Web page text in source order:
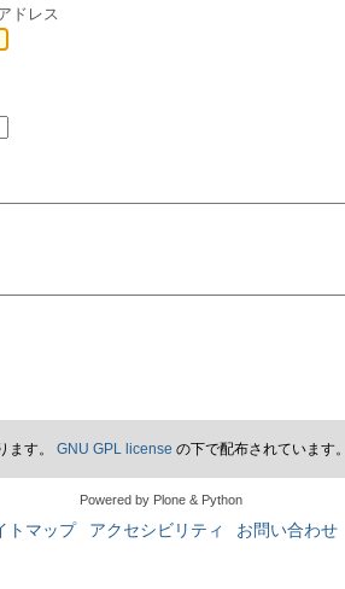
ドレス
ます。GNU GPL license の下で配布されています。
Powered by Plone & Python
トマップ アクセシビリティ お問い合わせ